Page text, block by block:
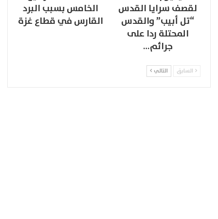
لقصف سرايا القدس
“تل أبيب” والقدس
المحتلة ردا على
جرائم…
الخامس بسبب البرد
القارس في قطاع غزة
السابق التالي